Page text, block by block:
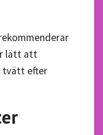
lätt att
tvätt efter